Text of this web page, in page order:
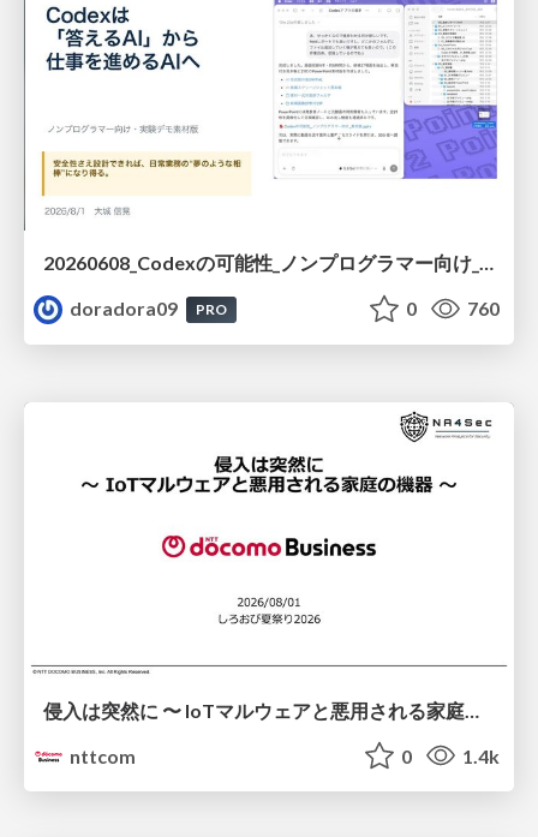
20260608_Codexの可能性_ノンプログラマー向け_大城追記
doradora09
PRO 0 760
nttcom
0 1.4k